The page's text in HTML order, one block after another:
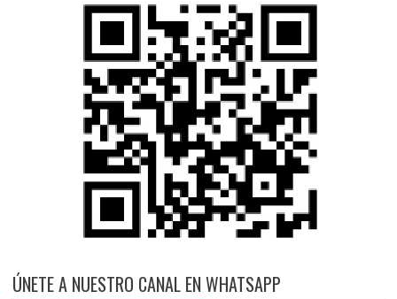
ÚNETE A NUESTRO CANAL EN WHATSAPP